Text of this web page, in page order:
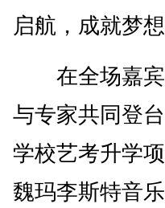
启航，成就梦
在全场嘉宾
与专家共同登
学校艺考升学
魏玛李斯特音